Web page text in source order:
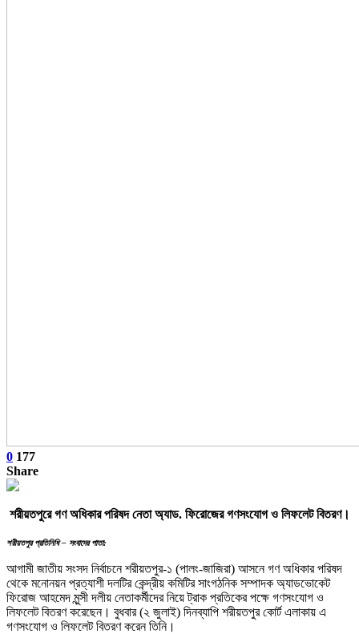
0 177
Share
শরীয়তপুরে গণ অধিকার পরিষদ নেতা অ্যাড. ফিরোজের গণসংযোগ ও লিফলেট বিতরণ।
শরীয়তপুর প্রতিনিধি – সংবাদের পাতা:
আগামী জাতীয় সংসদ নির্বাচনে শরীয়তপুর-১ (পালং-জাজিরা) আসনে গণ অধিকার পরিষদ
থেকে মনোনয়ন প্রত্যাশী দলটির কেন্দ্রীয় কমিটির সাংগঠনিক সম্পাদক অ্যাডভোকেট
ফিরোজ আহমেদ মুন্সী দলীয় নেতাকর্মীদের নিয়ে ট্রাক প্রতিকের পক্ষে গণসংযোগ ও
লিফলেট বিতরণ করেছেন। বুধবার (২ জুলাই) দিনব্যাপি শরীয়তপুর কোর্ট এলাকায় এ
গণসংযোগ ও লিফলেট বিতরণ করেন তিনি।